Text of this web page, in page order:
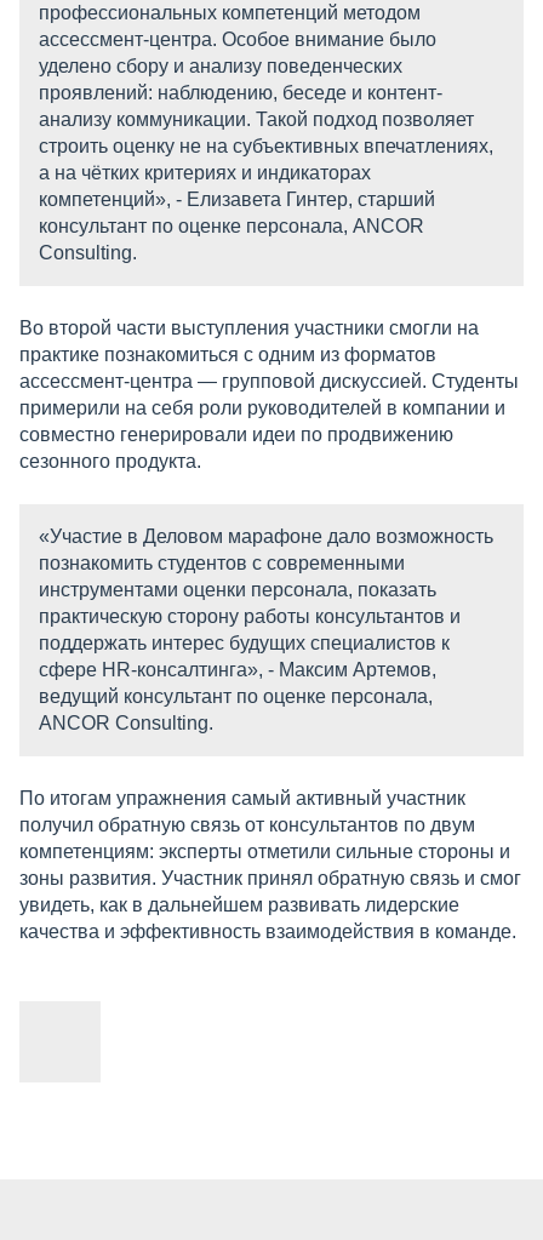
профессиональных компетенций методом
ассессмент-центра. Особое внимание было
уделено сбору и анализу поведенческих
проявлений: наблюдению, беседе и контент-
анализу коммуникации. Такой подход позволяет
строить оценку не на субъективных впечатлениях,
а на чётких критериях и индикаторах
компетенций», - Елизавета Гинтер, старший
консультант по оценке персонала, ANCOR
Consulting.
Во второй части выступления участники смогли на
практике познакомиться с одним из форматов
ассессмент-центра — групповой дискуссией. Студенты
примерили на себя роли руководителей в компании и
совместно генерировали идеи по продвижению
сезонного продукта.
«Участие в Деловом марафоне дало возможность
познакомить студентов с современными
инструментами оценки персонала, показать
практическую сторону работы консультантов и
поддержать интерес будущих специалистов к
сфере HR-консалтинга», - Максим Артемов,
ведущий консультант по оценке персонала,
ANCOR Consulting.
По итогам упражнения самый активный участник
получил обратную связь от консультантов по двум
компетенциям: эксперты отметили сильные стороны и
зоны развития. Участник принял обратную связь и смог
увидеть, как в дальнейшем развивать лидерские
качества и эффективность взаимодействия в команде.